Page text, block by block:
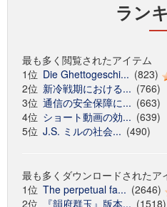
ラン
最も多く閲覧されたアイテム
1位 Die Ghettogeschi... (823)
2位 新冷戦期における... (766)
3位 通信の安全保障に... (663)
4位 ショート動画の効... (639)
5位 J.S. ミルの社会... (490)
最も多くダウンロードされたア
1位 The perpetual fa... (2646)
2位
『韻府群玉』版本... (1518)